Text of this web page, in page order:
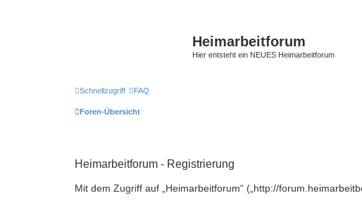
Heimarbeitforum
Hier entsteht ein NEUES Heimarbeitforum
Schnellzugriff FAQ
Foren-Übersicht
Heimarbeitforum - Registrierung
Mit dem Zugriff auf „Heimarbeitforum“ („http://